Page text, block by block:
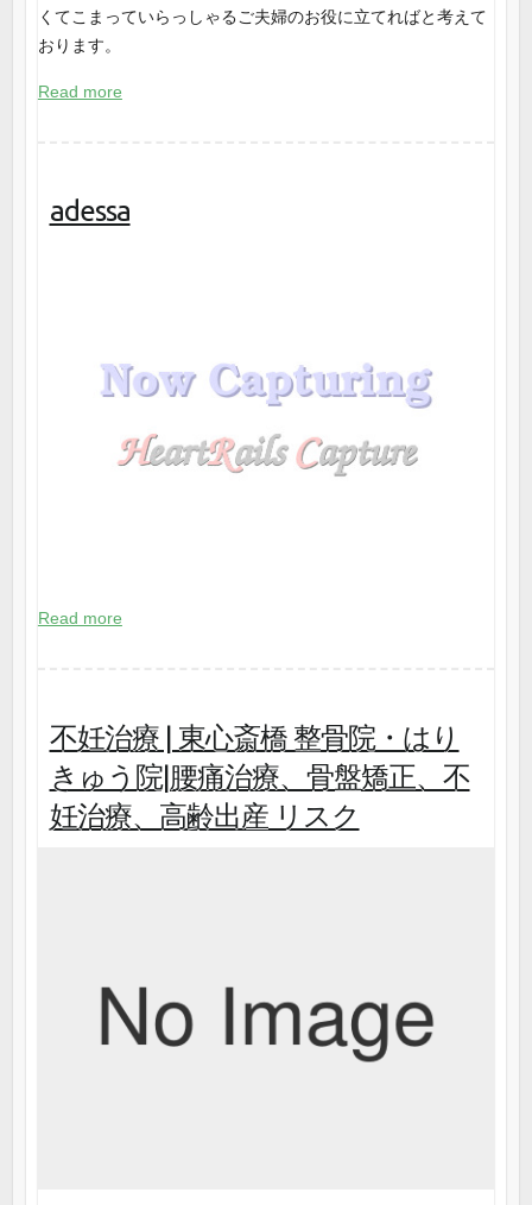
くてこまっていらっしゃるご夫婦のお役に立てればと考えて
おります。
Read more
adessa
Read more
不妊治療 | 東心斎橋 整骨院・はり
きゅう院|腰痛治療、骨盤矯正、不
妊治療、高齢出産 リスク